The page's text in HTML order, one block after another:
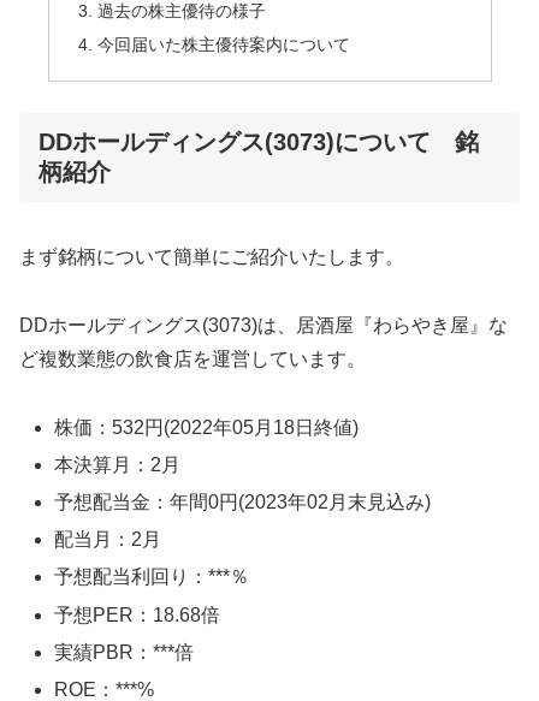
過去の株主優待の様子
今回届いた株主優待案内について
DDホールディングス(3073)について 銘
柄紹介
まず銘柄について簡単にご紹介いたします。
DDホールディングス(3073)は、居酒屋『わらやき屋』な
ど複数業態の飲食店を運営しています。
株価：532円(2022年05月18日終値)
本決算月：2月
予想配当金：年間0円(2023年02月末見込み)
配当月：2月
予想配当利回り：***％
予想PER：18.68倍
実績PBR：***倍
ROE：***%